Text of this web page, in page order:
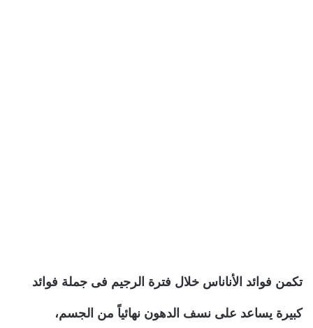
تكمن فوائد الأناناس خلال فترة الرجيم فى جملة فوائد
كبيرة يساعد على نسف الدهون نهائياً من الجسم،